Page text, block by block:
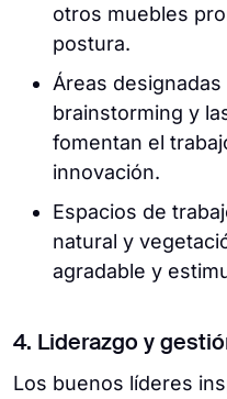
otros muebles
postura.
Áreas
brainstorming y
fomentan el
innovación.
Espacios de
natural y
agradable y
4. Liderazgo y
Los buenos líderes